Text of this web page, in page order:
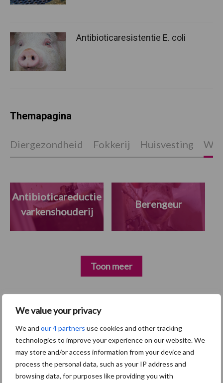
We value your privacy
We and our 4 partners use cookies and other tracking
technologies to improve your experience on our website. We
may store and/or access information from your device and
process the personal data, such as your IP address and
browsing data, for purposes like providing you with
Primaire
Sidebar
Recent nieuws
7 aug
Britse varkenssector vreest
afzetcrisis in het najaar
Antibioticaresistentie E. coli
Themapagina
Diergezondheid Fokkerij Huisvesting
Antibioticareductie
varkenshouderij
Berengeur
Toon meer